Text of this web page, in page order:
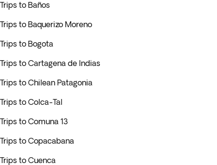
Trips to Baños
Trips to Baquerizo Moreno
Trips to Bogota
Trips to Cartagena de Indias
Trips to Chilean Patagonia
Trips to Colca-Tal
Trips to Comuna 13
Trips to Copacabana
Trips to Cuenca